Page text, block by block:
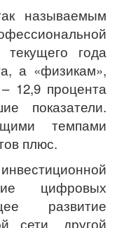
называемым
года
а «физикам»,
12,9 процента
показатели.
темпами
плюс.
цифровых
развитие
сети, другой